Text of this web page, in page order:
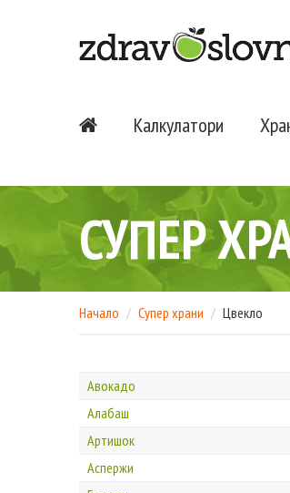
Калкулатори
СУПЕР
Начало Супер храни Цвекло
Авокадо
Алабаш
Артишок
Аспержи